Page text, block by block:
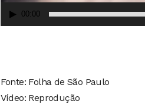
00:00
Fonte: Folha de São Paulo
Vídeo: Reprodução